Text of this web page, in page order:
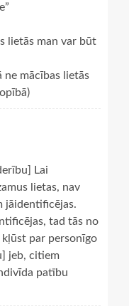
lietās man var būt
ne mācības lietās
Lai
lietas, nav
jāidentificējas.
tad tās no
par personīgo
jeb, citiem
patību